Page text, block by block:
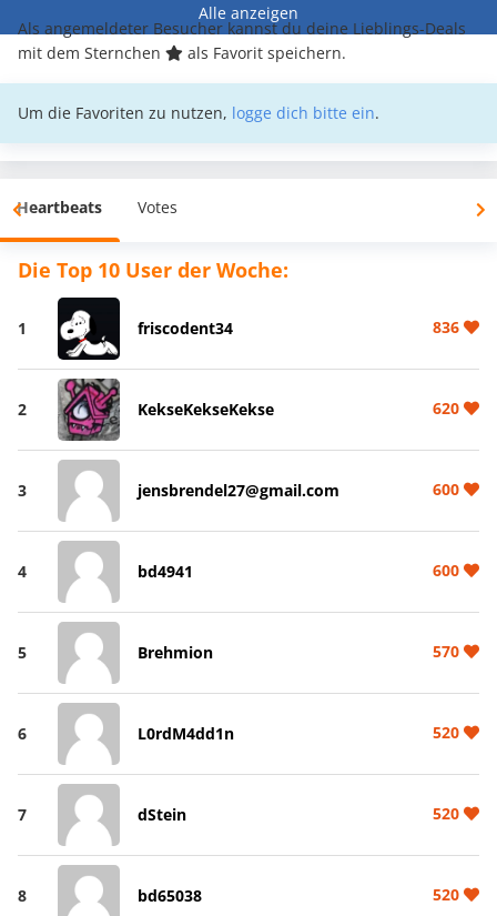
Alle anzeigen
Als angemeldeter Besucher kannst du deine Lieblings-Deals
mit dem Sternchen
als Favorit speichern.
Um die Favoriten zu nutzen, logge dich bitte ein.
Heartbeats Votes
Die Top 10 User der Woche:
1 friscodent34 836
2 KekseKekseKekse 620
3 jensbrendel27@gmail.com 600
4 bd4941 600
5 Brehmion 570
6 L0rdM4dd1n 520
7 dStein 520
8 bd65038 520